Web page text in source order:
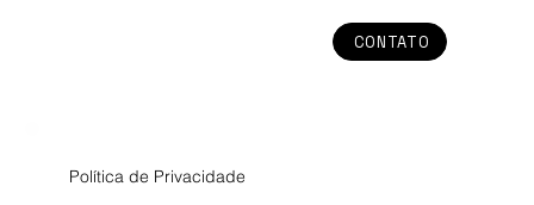
CONTATO
Política de Privacidade